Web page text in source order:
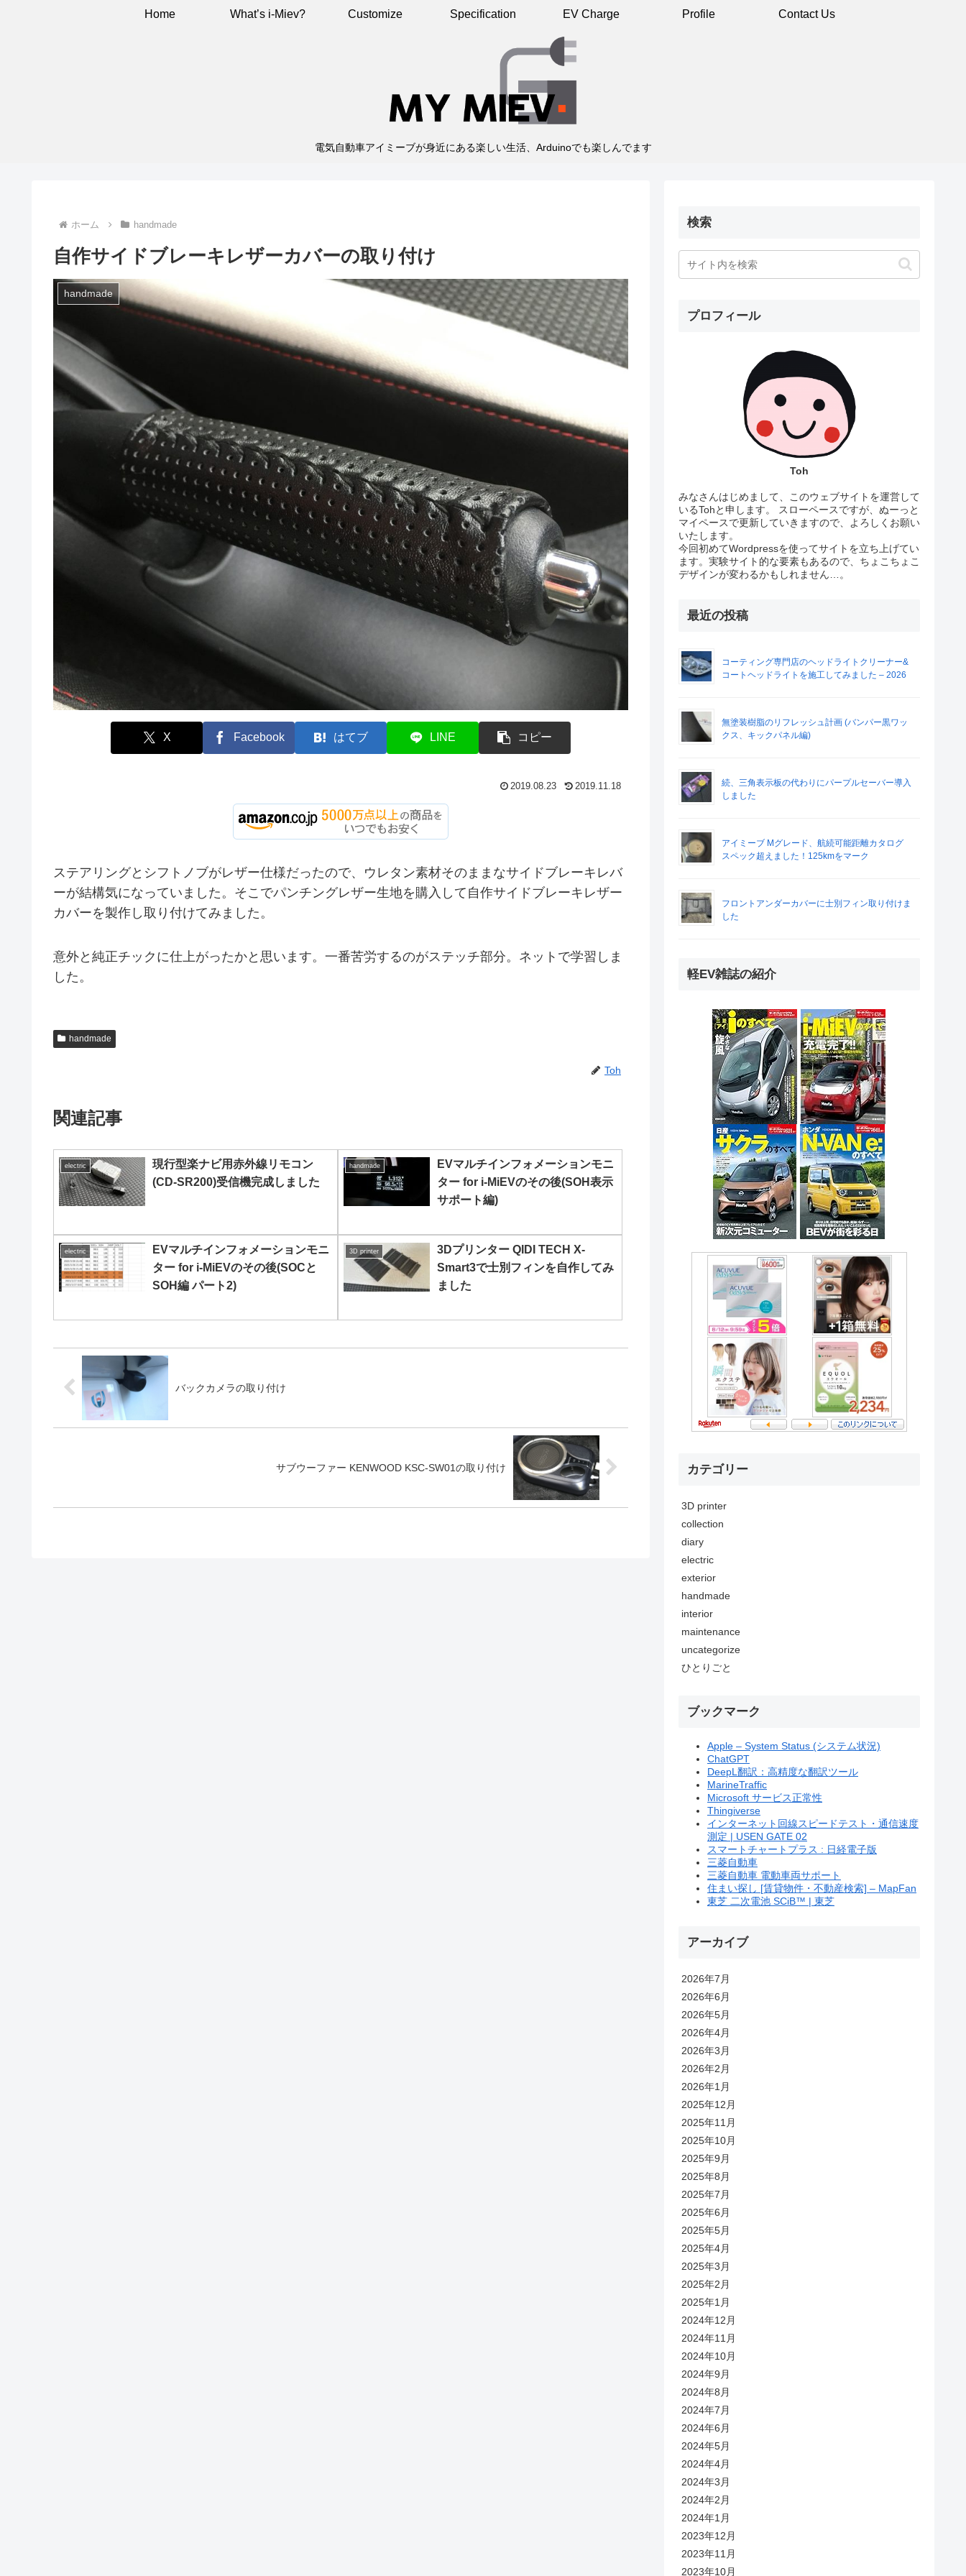
電気自動車アイミーブが身近にある楽しい生活、Arduinoでも楽しんでます
Home What’s i-Miev? Customize Specification EV Charge Profile Contact Us
ホーム handmade
自作サイドブレーキレザーカバーの取り付け
handmade
X Facebook はてブ LINE コピー
2019.08.23 2019.11.18
ステアリングとシフトノブがレザー仕様だったので、ウレタン素材そのままなサイドブレーキレバ
ーが結構気になっていました。そこでパンチングレザー生地を購入して自作サイドブレーキレザー
カバーを製作し取り付けてみました。
意外と純正チックに仕上がったかと思います。一番苦労するのがステッチ部分。ネットで学習しま
した。
handmade
Toh
関連記事
electric
現行型楽ナビ用赤外線リモコン
(CD-SR200)受信機完成しました
handmade
EVマルチインフォメーションモニ
ター for i-MiEVのその後(SOH表示
サポート編)
electric
EVマルチインフォメーションモニ
ター for i-MiEVのその後(SOCと
SOH編 パート2)
3D printer
3Dプリンター QIDI TECH X-
Smart3で士別フィンを自作してみ
ました
バックカメラの取り付け
サブウーファー KENWOOD KSC-SW01の取り付け
検索
プロフィール
Toh
みなさんはじめまして、このウェブサイトを運営して
いるTohと申します。 スローペースですが、ぬーっと
マイペースで更新していきますので、よろしくお願い
いたします。
今回初めてWordpressを使ってサイトを立ち上げてい
ます。実験サイト的な要素もあるので、ちょこちょこ
デザインが変わるかもしれません…。
最近の投稿
コーティング専門店のヘッドライトクリーナー&
コートヘッドライトを施工してみました – 2026
無塗装樹脂のリフレッシュ計画 (バンパー黒ワッ
クス、キックパネル編)
続、三角表示板の代わりにパープルセーバー導入
しました
アイミーブ Mグレード、航続可能距離カタログ
スペック超えました！125kmをマーク
フロントアンダーカバーに士別フィン取り付けま
した
軽EV雑誌の紹介
カテゴリー
3D printer
collection
diary
electric
exterior
handmade
interior
maintenance
uncategorize
ひとりごと
ブックマーク
Apple – System Status (システム状況)
ChatGPT
DeepL翻訳：高精度な翻訳ツール
MarineTraffic
Microsoft サービス正常性
Thingiverse
インターネット回線スピードテスト・通信速度
測定 | USEN GATE 02
スマートチャートプラス : 日経電子版
三菱自動車
三菱自動車 電動車両サポート
住まい探し [賃貸物件・不動産検索] – MapFan
東芝 二次電池 SCiB™ | 東芝
アーカイブ
2026年7月
2026年6月
2026年5月
2026年4月
2026年3月
2026年2月
2026年1月
2025年12月
2025年11月
2025年10月
2025年9月
2025年8月
2025年7月
2025年6月
2025年5月
2025年4月
2025年3月
2025年2月
2025年1月
2024年12月
2024年11月
2024年10月
2024年9月
2024年8月
2024年7月
2024年6月
2024年5月
2024年4月
2024年3月
2024年2月
2024年1月
2023年12月
2023年11月
2023年10月